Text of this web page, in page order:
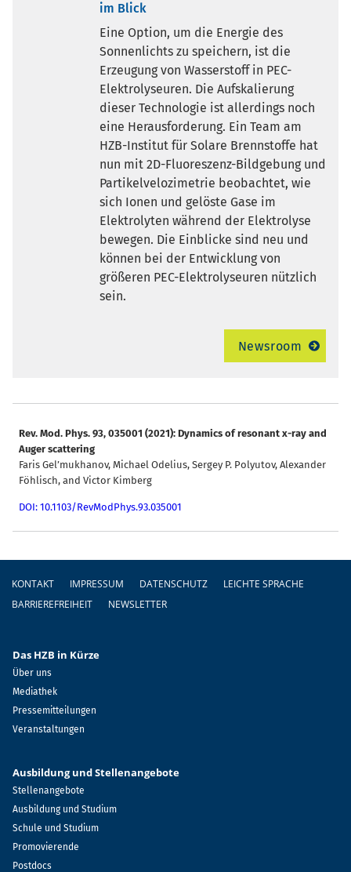
im Blick
Eine Option, um die Energie des
Sonnenlichts zu speichern, ist die
Erzeugung von Wasserstoff in PEC-
Elektrolyseuren. Die Aufskalierung
dieser Technologie ist allerdings noch
eine Herausforderung. Ein Team am
HZB-Institut für Solare Brennstoffe hat
nun mit 2D-Fluoreszenz-Bildgebung und
Partikelvelozimetrie beobachtet, wie
sich Ionen und gelöste Gase im
Elektrolyten während der Elektrolyse
bewegen. Die Einblicke sind neu und
können bei der Entwicklung von
größeren PEC-Elektrolyseuren nützlich
sein.
Newsroom
Rev. Mod. Phys. 93, 035001 (2021): Dynamics of resonant x-ray and
Auger scattering
Faris Gel’mukhanov, Michael Odelius, Sergey P. Polyutov, Alexander
Föhlisch, and Victor Kimberg
DOI: 10.1103/RevModPhys.93.035001
Fußzeile
KONTAKT IMPRESSUM DATENSCHUTZ
LEICHTE SPRACHE
BARRIEREFREIHEIT
NEWSLETTER
Das HZB in Kürze
Über uns
Mediathek
Pressemitteilungen
Veranstaltungen
Ausbildung und Stellenangebote
Stellenangebote
Ausbildung und Studium
Schule und Studium
Promovierende
Postdocs